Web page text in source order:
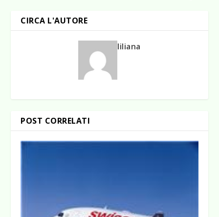
CIRCA L'AUTORE
liliana
POST CORRELATI